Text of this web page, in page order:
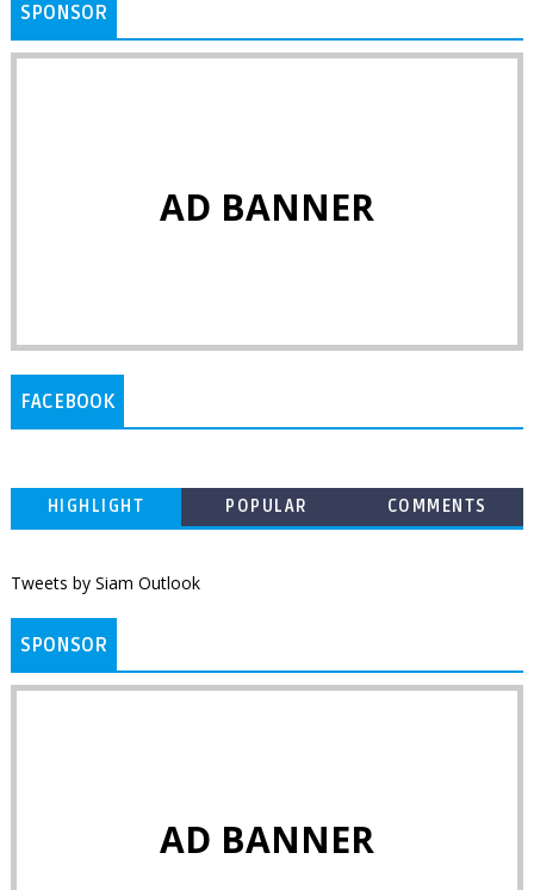
SPONSOR
AD BANNER
FACEBOOK
HIGHLIGHT POPULAR COMMENTS
Tweets by Siam Outlook
SPONSOR
AD BANNER